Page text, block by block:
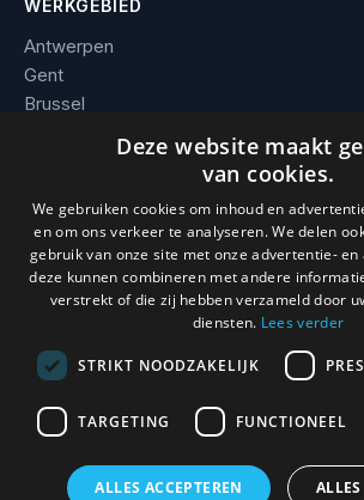
WERKGEBIED
Antwerpen
Gent
Brussel
Alle steden →
BEDRIJF
Contact
Werkgebied
© 2026 Slotenmaker Mathias. KBO
296 · Erkend en verzekerd vakman.
Deze website maakt
van cookies.
We gebruiken cookies om inhoud en
en om ons verkeer te analyseren. We delen
gebruik van onze site met onze advertentie-
deze kunnen combineren met andere
verstrekt of die zij hebben verzameld door
diensten. Lees verder
STRIKT NOODZAKELIJK
TARGETING FUNCTIONEEL
ALLES ACCEPTEREN